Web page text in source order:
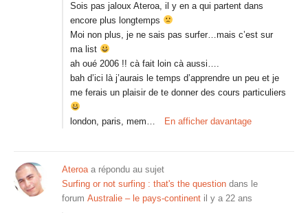
Sois pas jaloux Ateroa, il y en a qui partent dans
encore plus longtemps
Moi non plus, je ne sais pas surfer…mais c’est sur
ma list
ah oué 2006 !! cà fait loin cà aussi….
bah d’ici là j’aurais le temps d’apprendre un peu et je
me ferais un plaisir de te donner des cours particuliers
london, paris, mem… En afficher davantage
Ateroaa répondu au sujet
Surfing or not surfing : that's the question dans le
forum Australie – le pays-continent il y a 22 ans